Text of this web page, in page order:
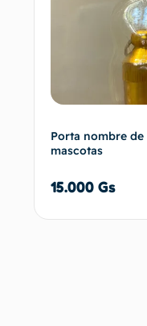
Porta nombre de
mascotas
15.000 Gs